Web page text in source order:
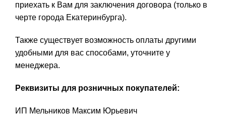
приехать к Вам для заключения договора (только в
черте города Екатеринбурга).
Также существует возможность оплаты другими
удобными для вас способами, уточните у
менеджера.
Реквизиты для розничных покупателей:
ИП Мельников Максим Юрьевич